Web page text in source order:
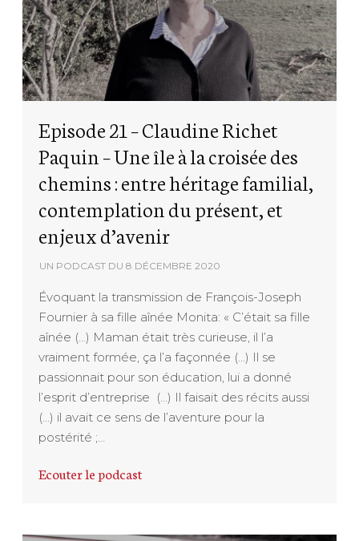
Episode 21 – Claudine Richet
Paquin – Une île à la croisée des
chemins : entre héritage familial,
contemplation du présent, et
enjeux d’avenir
UN PODCAST DU8 DÉCEMBRE 2020
Évoquant la transmission de François-Joseph
Fournier à sa fille aînée Monita: « C’était sa fille
aînée (…) Maman était très curieuse, il l’a
vraiment formée, ça l’a façonnée (…) Il se
passionnait pour son éducation, lui a donné
l’esprit d’entreprise (…) Il faisait des récits aussi
(…) il avait ce sens de l’aventure pour la
postérité ;…
Ecouter le podcast